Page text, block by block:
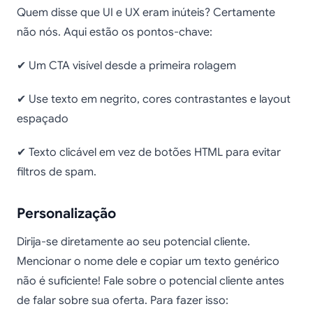
Quem disse que UI e UX eram inúteis? Certamente
não nós. Aqui estão os pontos-chave:
✔ Um CTA visível desde a primeira rolagem
✔ Use texto em negrito, cores contrastantes e layout
espaçado
✔ Texto clicável em vez de botões HTML para evitar
filtros de spam.
Personalização
Dirija-se diretamente ao seu potencial cliente.
Mencionar o nome dele e copiar um texto genérico
não é suficiente! Fale sobre o potencial cliente antes
de falar sobre sua oferta. Para fazer isso: